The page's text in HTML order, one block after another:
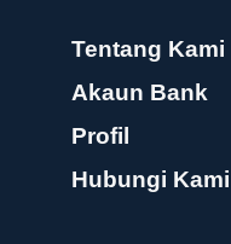
Tentang Kami
Akaun Bank
Profil
Hubungi Kami